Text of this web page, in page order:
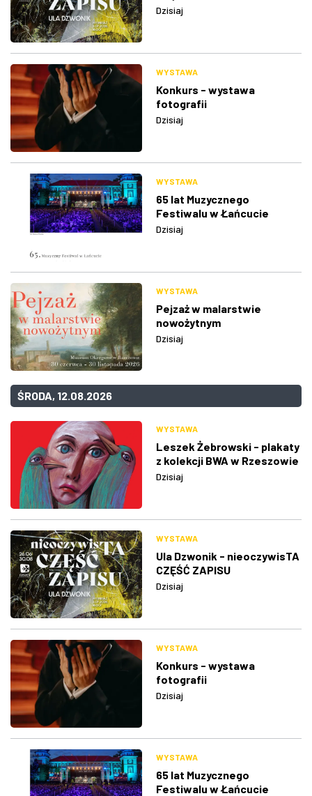
Dzisiaj
WYSTAWA
Konkurs - wystawa
fotografii
Dzisiaj
WYSTAWA
65 lat Muzycznego
Festiwalu w Łańcucie
Dzisiaj
WYSTAWA
Pejzaż w malarstwie
nowożytnym
Dzisiaj
ŚRODA, 12.08.2026
WYSTAWA
Leszek Żebrowski - plakaty
z kolekcji BWA w Rzeszowie
Dzisiaj
WYSTAWA
Ula Dzwonik - nieoczywisTA
CZĘŚĆ ZAPISU
Dzisiaj
WYSTAWA
Konkurs - wystawa
fotografii
Dzisiaj
WYSTAWA
65 lat Muzycznego
Festiwalu w Łańcucie